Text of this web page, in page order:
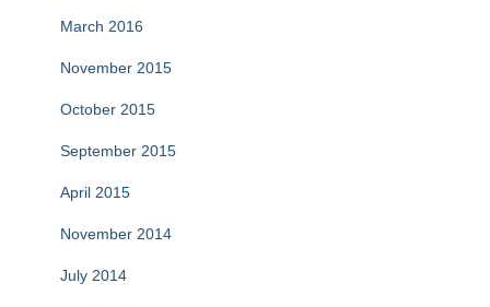
March 2016
November 2015
October 2015
September 2015
April 2015
November 2014
July 2014